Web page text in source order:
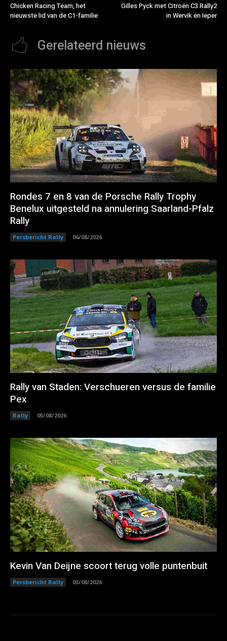
Chicken Racing Team, het
nieuwste lid van de C1-familie
Gilles Pyck met Citroën C3 Rally2
in Wervik en Ieper
Gerelateerd nieuws
Rondes 7 en 8 van de Porsche Rally Trophy
Benelux uitgesteld na annulering Saarland-Pfalz
Rally
Persbericht Rally 06/08/2026
Rally van Staden: Verschueren versus de familie
Pex
Rally 05/08/2026
Kevin Van Deijne scoort terug volle puntenbuit
Persbericht Rally 03/08/2026